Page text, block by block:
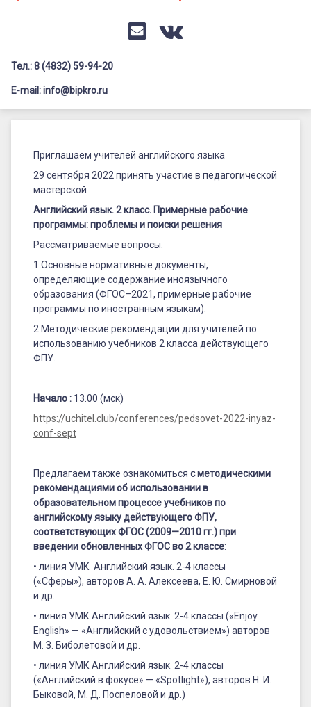
Профилактика дистанционных преступлений
Флагманы образования
Педагог-психолог
E-mailVK
Заголовок сайта → второстепенный
Тел.: 8 (4832) 59-94-20
E-mail: info@bipkro.ru
язык.
класс.
Примерные
рабочие
программы:
проблемы
поиски
решения
ГАУ ДПО "БИПКРО"
Категории:
Анонсы
Приглашаем учителей английского языка
29 сентября 2022 принять участие в педагогической
мастерской
Английский язык. 2 класс. Примерные рабочие
программы: проблемы и поиски решения
Рассматриваемые вопросы:
1.Основные нормативные документы,
определяющие содержание иноязычного
образования (ФГОС–2021, примерные рабочие
программы по иностранным языкам).
2.Методические рекомендации для учителей по
использованию учебников 2 класса действующего
ФПУ.
Начало : 13.00 (мск)
https://uchitel.club/conferences/pedsovet-2022-inyaz-
conf-sept
Предлагаем также ознакомиться с методическими
рекомендациями об использовании в
образовательном процессе учебников по
английскому языку действующего ФПУ,
соответствующих ФГОС (2009—2010 гг.) при
введении обновленных ФГОС во 2 классе:
• линия УМК Английский язык. 2-4 классы
(«Сферы»), авторов А. А. Алексеева, Е. Ю. Смирновой
и др.
• линия УМК Английский язык. 2-4 классы («Enjoy
English» — «Английский с удовольствием») авторов
М. З. Биболетовой и др.
• линия УМК Английский язык. 2-4 классы
(«Английский в фокусе» — «Spotlight»), авторов Н. И.
Быковой, М. Д. Поспеловой и др.)